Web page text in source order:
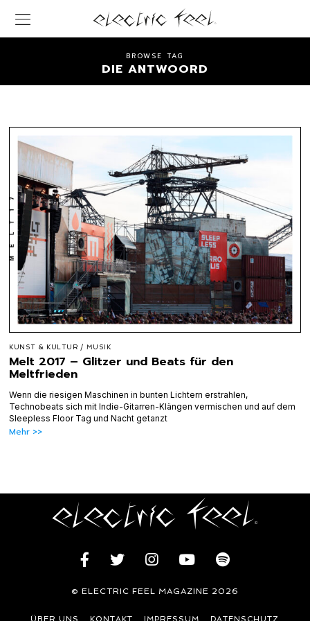
BROWSE TAG
DIE ANTWOORD
KUNST & KULTUR / MUSIK
Melt 2017 – Glitzer und Beats für den
Meltfrieden
Wenn die riesigen Maschinen in bunten Lichtern erstrahlen,
Technobeats sich mit Indie-Gitarren-Klängen vermischen und auf dem
Sleepless Floor Tag und Nacht getanzt
Mehr >>
© ELECTRIC FEEL MAGAZINE 2026
ÜBER UNS KONTAKT IMPRESSUM DATENSCHUTZ